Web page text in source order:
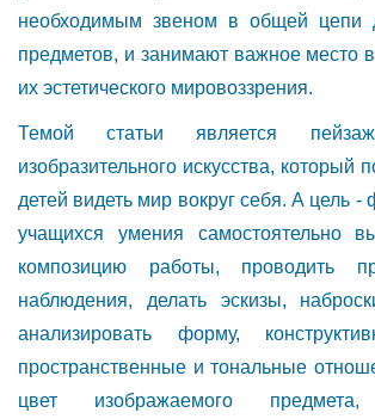
необходимым звеном в общей цепи
предметов, и занимают важное место
их эстетического мировоззрения.
Темой статьи является
изобразительного искусства, который
детей видеть мир вокруг себя. А цель
учащихся умения самостоятельно
композицию работы, проводить
наблюдения, делать эскизы,
анализировать форму,
пространственные и тональные
цвет изображаемого предмета,